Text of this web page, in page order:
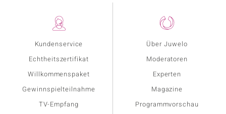
Kundenservice
Echtheitszertifikat
Willkommenspaket
Gewinnspielteilnahme
TV-Empfang
Über Juwelo
Moderatoren
Experten
Magazine
Programmvorschau